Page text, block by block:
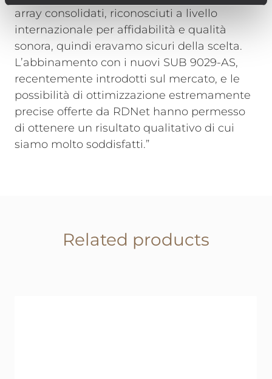
array consolidati, riconosciuti a livello
internazionale per affidabilità e qualità
sonora, quindi eravamo sicuri della scelta.
L’abbinamento con i nuovi SUB 9029-AS,
recentemente introdotti sul mercato, e le
possibilità di ottimizzazione estremamente
precise offerte da RDNet hanno permesso
di ottenere un risultato qualitativo di cui
siamo molto soddisfatti.”
Related products